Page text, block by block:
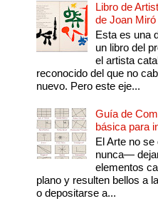
Libro de
de Joan Miró
Esta es una
un libro del
el artista
reconocido del que no
nuevo. Pero este eje...
Guía de
básica para
El Arte no
nunca—
elementos
plano y resulten bellos a
o depositarse a...